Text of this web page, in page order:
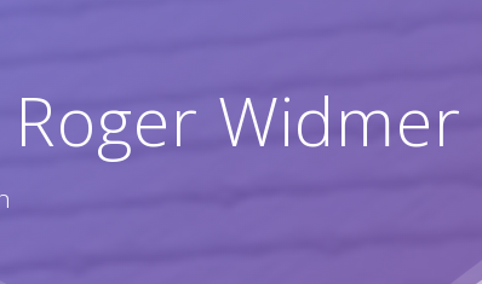
Widmer